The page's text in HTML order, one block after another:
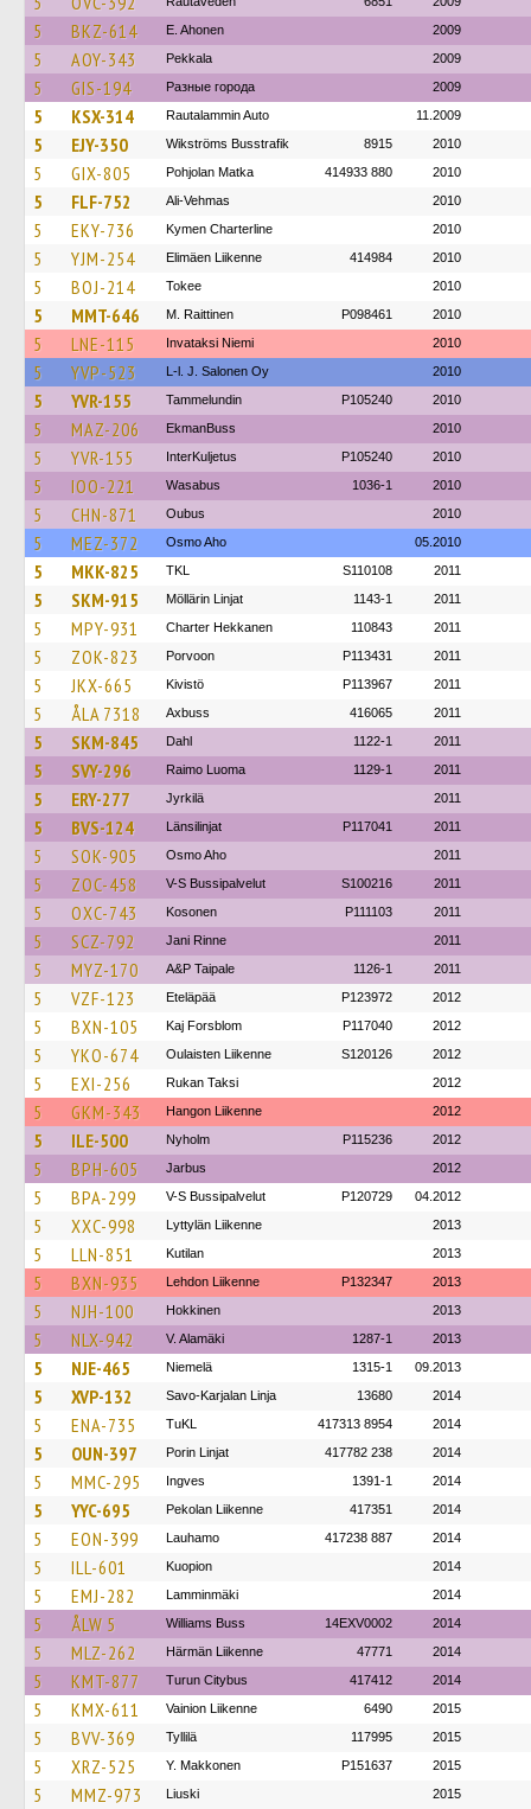
5 BKZ-614 E. Ahonen 2009
5 AOY-343 Pekkala 2009
5 GIS-194 Разные города 2009
5 KSX-314 Rautalammin Auto 11.2009
5 EJY-350 Wikströms Busstrafik 8915 2010
5 GIX-805 Pohjolan Matka 414933 880 2010
5 FLF-752 Ali-Vehmas 2010
5 EKY-736 Kymen Charterline 2010
5 YJM-254 Elimäen Liikenne 414984 2010
5 BOJ-214 Tokee 2010
5 MMT-646 M. Raittinen P098461 2010
5 LNE-115 Invataksi Niemi 2010
5 YVP-523 L-l. J. Salonen Oy 2010
5 YVR-155 Tammelundin P105240 2010
5 MAZ-206 EkmanBuss 2010
5 YVR-155 InterKuljetus P105240 2010
5 IOO-221 Wasabus 1036-1 2010
5 CHN-871 Oubus 2010
5 MEZ-372 Osmo Aho 05.2010
5 MKK-825 TKL S110108 2011
5 SKM-915 Möllärin Linjat 1143-1 2011
5 MPY-931 Charter Hekkanen 110843 2011
5 ZOK-823 Porvoon P113431 2011
5 JKX-665 Kivistö P113967 2011
5 ÅLA 7318 Axbuss 416065 2011
5 SKM-845 Dahl 1122-1 2011
5 SVY-296 Raimo Luoma 1129-1 2011
5 ERY-277 Jyrkilä 2011
5 BVS-124 Länsilinjat P117041 2011
5 SOK-905 Osmo Aho 2011
5 ZOC-458 V-S Bussipalvelut S100216 2011
5 OXC-743 Kosonen P111103 2011
5 SCZ-792 Jani Rinne 2011
5 MYZ-170 A&P Taipale 1126-1 2011
5 VZF-123 Eteläpää P123972 2012
5 BXN-105 Kaj Forsblom P117040 2012
5 YKO-674 Oulaisten Liikenne S120126 2012
5 EXI-256 Rukan Taksi 2012
5 GKM-343 Hangon Liikenne 2012
5 ILE-500 Nyholm P115236 2012
5 BPH-605 Jarbus 2012
5 BPA-299 V-S Bussipalvelut P120729 04.2012
5 XXC-998 Lyttylän Liikenne 2013
5 LLN-851 Kutilan 2013
5 BXN-935 Lehdon Liikenne P132347 2013
5 NJH-100 Hokkinen 2013
5 NLX-942 V. Alamäki 1287-1 2013
5 NJE-465 Niemelä 1315-1 09.2013
5 XVP-132 Savo-Karjalan Linja 13680 2014
5 ENA-735 TuKL 417313 8954 2014
5 OUN-397 Porin Linjat 417782 238 2014
5 MMC-295 Ingves 1391-1 2014
5 YYC-695 Pekolan Liikenne 417351 2014
5 EON-399 Lauhamo 417238 887 2014
5 ILL-601 Kuopion 2014
5 EMJ-282 Lamminmäki 2014
5 ÅLW 5 Williams Buss 14EXV0002 2014
5 MLZ-262 Härmän Liikenne 47771 2014
5 KMT-877 Turun Citybus 417412 2014
5 KMX-611 Vainion Liikenne 6490 2015
5 BVV-369 Tyllilä 117995 2015
5 XRZ-525 Y. Makkonen P151637 2015
5 MMZ-973 Liuski 2015